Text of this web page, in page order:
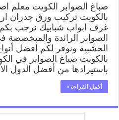
صباغ الصوابر الكويت معلم
بالكويت تركيب ورق جدران
غرف ابواب شبابيك نرحب
الصوابر الرائدة والمتخصصة
الخشبية ونوفر لكم أفضل
بالكويت صباغ الصوابر في
باستيرادها من أفضل الدول
أكمل القراءة »